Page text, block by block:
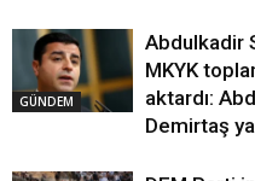
GÜNDEM
Abdulkadir
MKYK
aktardı:
Demirtaş